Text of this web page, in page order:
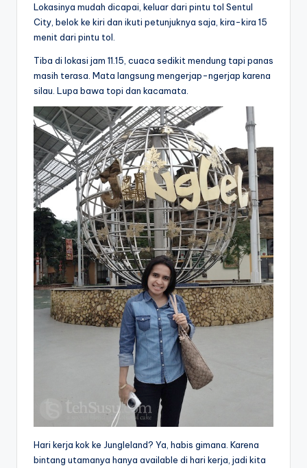
Lokasinya mudah dicapai, keluar dari pintu tol Sentul
City, belok ke kiri dan ikuti petunjuknya saja, kira-kira 15
menit dari pintu tol.
Tiba di lokasi jam 11.15, cuaca sedikit mendung tapi panas
masih terasa. Mata langsung mengerjap-ngerjap karena
silau. Lupa bawa topi dan kacamata.
Hari kerja kok ke Jungleland? Ya, habis gimana. Karena
bintang utamanya hanya available di hari kerja, jadi kita